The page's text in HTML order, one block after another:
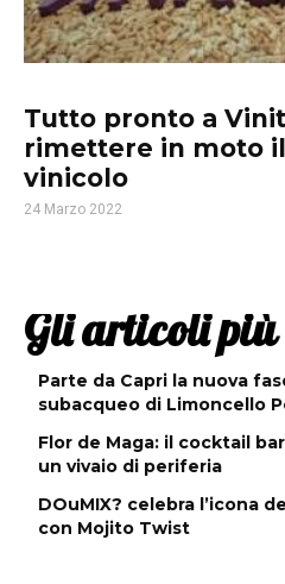
Tutto pronto a
rimettere in moto
vinicolo
24 Marzo 2022
Gli articoli
Parte da Capri la nuova
subacqueo di Limoncello
Flor de Maga: il cocktail
un vivaio di periferia
DOuMIX? celebra l’icona
con Mojito Twist